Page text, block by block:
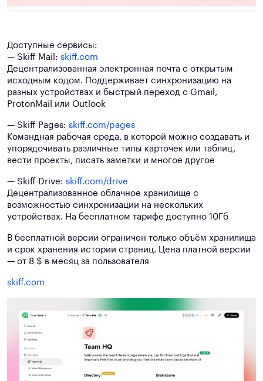
Доступные сервисы:
— Skiff Mail: skiff.com
Децентрализованная электронная почта с открытым
исходным кодом. Поддерживает синхронизацию на
разных устройствах и быстрый переход с Gmail,
ProtonMail или Outlook
— Skiff Pages: skiff.com/pages
Командная рабочая среда, в которой можно создавать и
упорядочивать различные типы карточек или таблиц,
вести проекты, писать заметки и многое другое
— Skiff Drive: skiff.com/drive
Децентрализованное облачное хранилище с
возможностью синхронизации на нескольких
устройствах. На бесплатном тарифе доступно 10Гб
В бесплатной версии ограничен только объём хранилища
и срок хранения истории страниц. Цена платной версии
— от 8 $ в месяц за пользователя
skiff.com